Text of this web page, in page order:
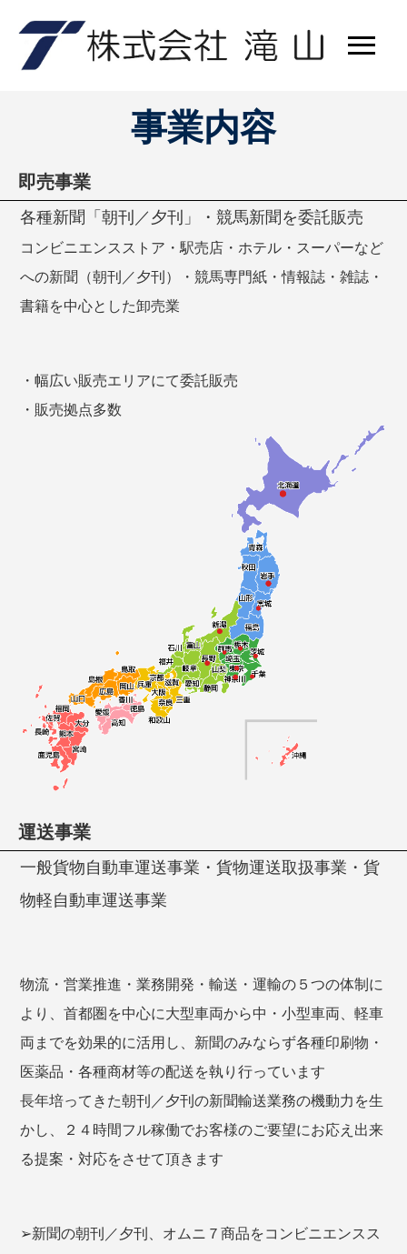
事業内容
即売事業
各種新聞「朝刊／夕刊」・競馬新聞を委託販売
コンビニエンスストア・駅売店・ホテル・スーパーなど
への新聞（朝刊／夕刊）・競馬専門紙・情報誌・雑誌・
書籍を中心とした卸売業
・幅広い販売エリアにて委託販売
・販売拠点多数
運送事業
一般貨物自動車運送事業・貨物運送取扱事業・貨
物軽自動車運送事業
物流・営業推進・業務開発・輸送・運輸の５つの体制に
より、首都圏を中心に大型車両から中・小型車両、軽車
両までを効果的に活用し、新聞のみならず各種印刷物・
医薬品・各種商材等の配送を執り行っています
長年培ってきた朝刊／夕刊の新聞輸送業務の機動力を生
かし、２４時間フル稼働でお客様のご要望にお応え出来
る提案・対応をさせて頂きます
➢新聞の朝刊／夕刊、オムニ７商品をコンビニエンスス